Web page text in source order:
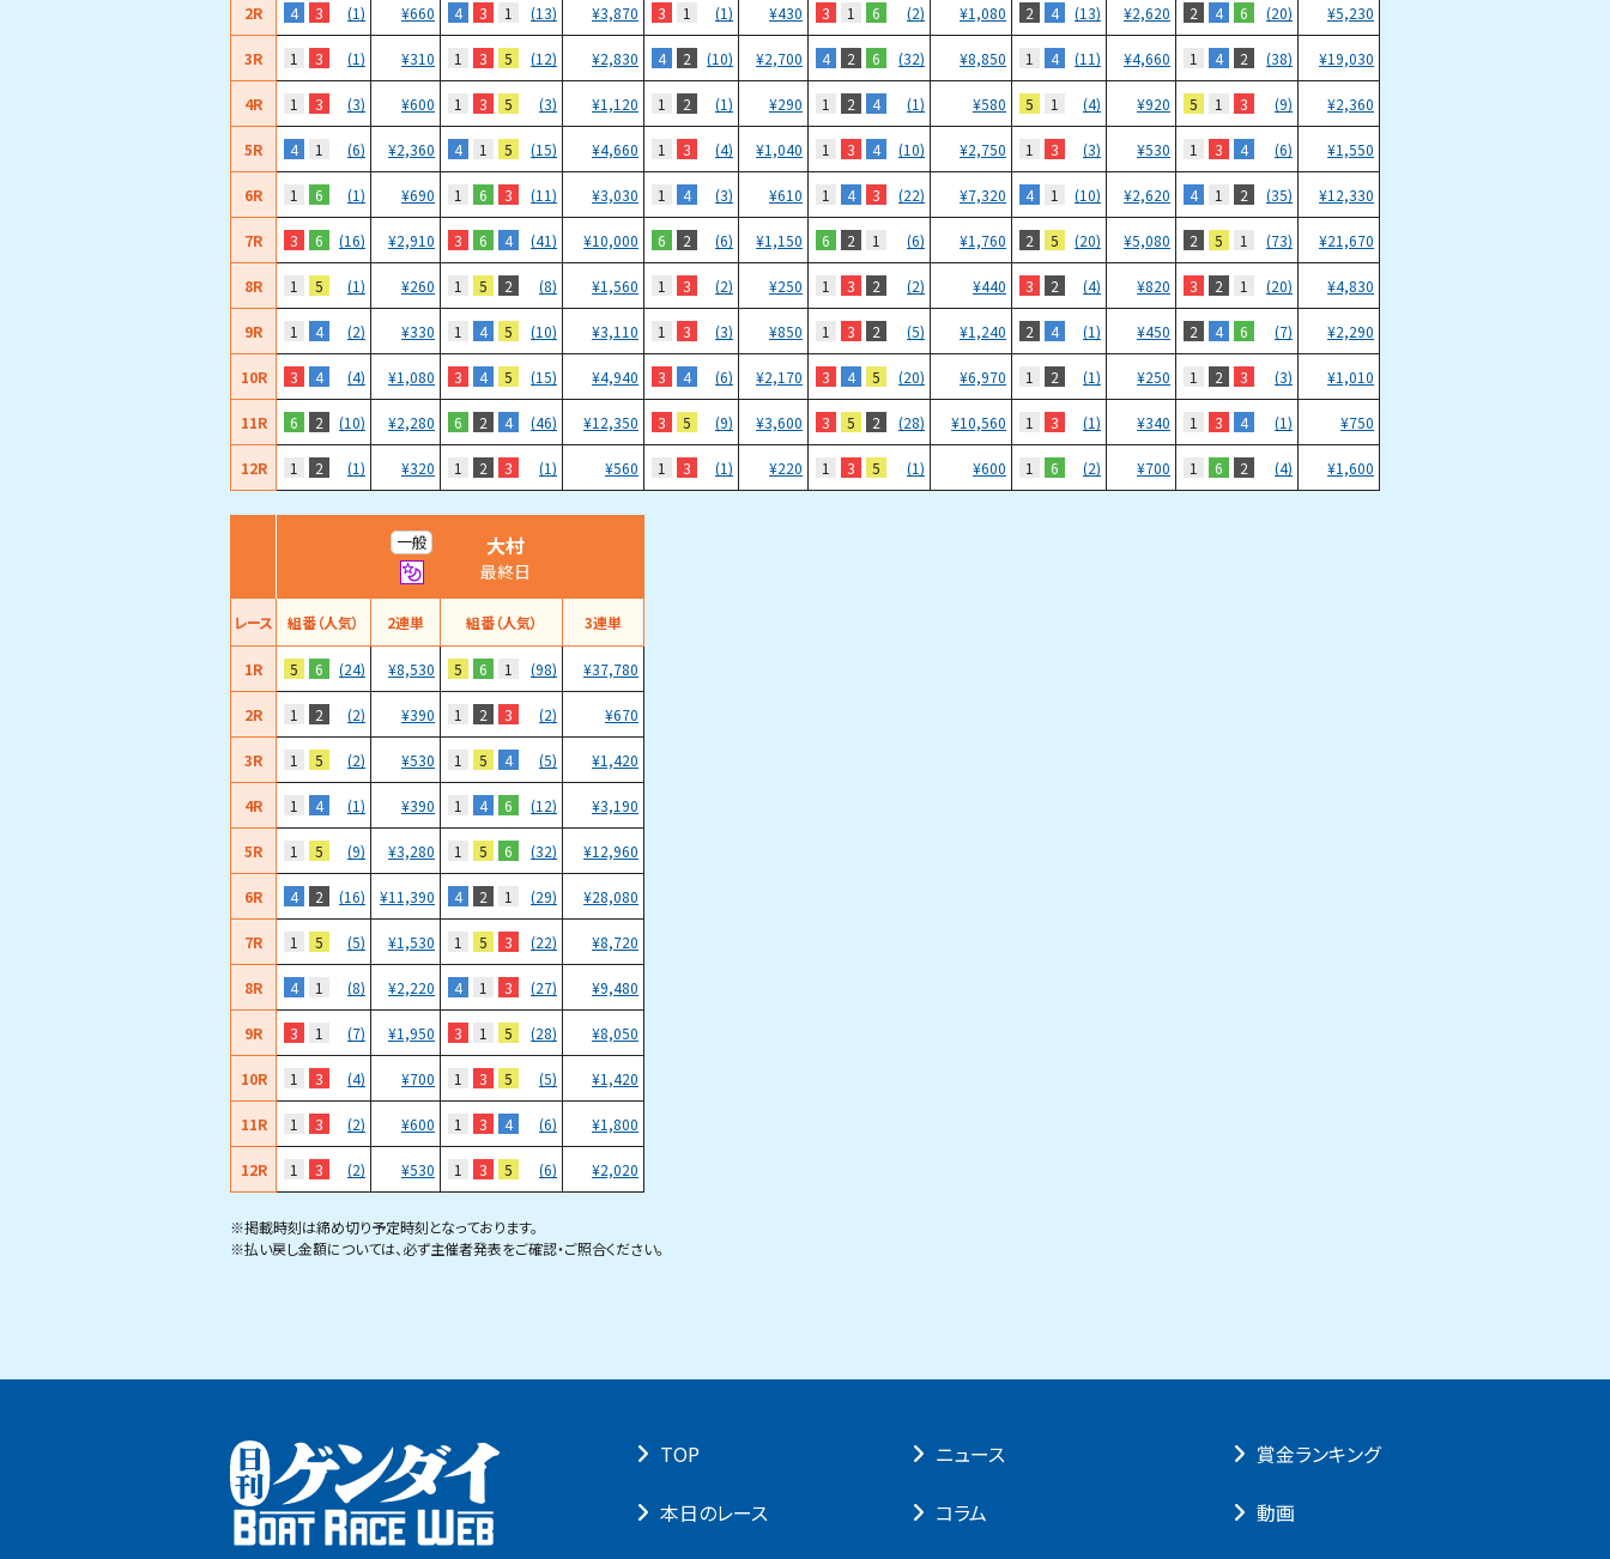
2R 4 3 (1) ¥660 4 3 1 (13) ¥3,870 3 1 (1) ¥430 3 1 6 (2) ¥1,080 2 4 (13) ¥2,620 2 4 6 (20) ¥5,230
3R 1 3 (1) ¥310 1 3 5 (12) ¥2,830 4 2 (10) ¥2,700 4 2 6 (32) ¥8,850 1 4 (11) ¥4,660 1 4 2 (38) ¥19,030
4R 1 3 (3) ¥600 1 3 5 (3) ¥1,120 1 2 (1) ¥290 1 2 4 (1) ¥580 5 1 (4) ¥920 5 1 3 (9) ¥2,360
5R 4 1 (6) ¥2,360 4 1 5 (15) ¥4,660 1 3 (4) ¥1,040 1 3 4 (10) ¥2,750 1 3 (3) ¥530 1 3 4 (6) ¥1,550
6R 1 6 (1) ¥690 1 6 3 (11) ¥3,030 1 4 (3) ¥610 1 4 3 (22) ¥7,320 4 1 (10) ¥2,620 4 1 2 (35) ¥12,330
7R 3 6 (16) ¥2,910 3 6 4 (41) ¥10,000 6 2 (6) ¥1,150 6 2 1 (6) ¥1,760 2 5 (20) ¥5,080 2 5 1 (73) ¥21,670
8R 1 5 (1) ¥260 1 5 2 (8) ¥1,560 1 3 (2) ¥250 1 3 2 (2) ¥440 3 2 (4) ¥820 3 2 1 (20) ¥4,830
9R 1 4 (2) ¥330 1 4 5 (10) ¥3,110 1 3 (3) ¥850 1 3 2 (5) ¥1,240 2 4 (1) ¥450 2 4 6 (7) ¥2,290
10R 3 4 (4) ¥1,080 3 4 5 (15) ¥4,940 3 4 (6) ¥2,170 3 4 5 (20) ¥6,970 1 2 (1) ¥250 1 2 3 (3) ¥1,010
11R 6 2 (10) ¥2,280 6 2 4 (46) ¥12,350 3 5 (9) ¥3,600 3 5 2 (28) ¥10,560 1 3 (1) ¥340 1 3 4 (1) ¥750
12R 1 2 (1) ¥320 1 2 3 (1) ¥560 1 3 (1) ¥220 1 3 5 (1) ¥600 1 6 (2) ¥700 1 6 2 (4) ¥1,600
一般 大村
最終日
レース 組番（人気） 2連単 組番（人気） 3連単
1R 5 6 (24) ¥8,530 5 6 1 (98) ¥37,780
2R 1 2 (2) ¥390 1 2 3 (2) ¥670
3R 1 5 (2) ¥530 1 5 4 (5) ¥1,420
4R 1 4 (1) ¥390 1 4 6 (12) ¥3,190
5R 1 5 (9) ¥3,280 1 5 6 (32) ¥12,960
6R 4 2 (16) ¥11,390 4 2 1 (29) ¥28,080
7R 1 5 (5) ¥1,530 1 5 3 (22) ¥8,720
8R 4 1 (8) ¥2,220 4 1 3 (27) ¥9,480
9R 3 1 (7) ¥1,950 3 1 5 (28) ¥8,050
10R 1 3 (4) ¥700 1 3 5 (5) ¥1,420
11R 1 3 (2) ¥600 1 3 4 (6) ¥1,800
12R 1 3 (2) ¥530 1 3 5 (6) ¥2,020
※掲載時刻は締め切り予定時刻となっております。
※払い戻し金額については、必ず主催者発表をご確認・ご照合ください。
TOP
本⽇のレース
ニュース
コラム
賞⾦ランキング
動画